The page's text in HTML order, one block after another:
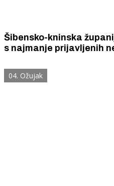
Šibensko-kninska
s najmanje prijavljenih
nekretninama.
04. Ožujak